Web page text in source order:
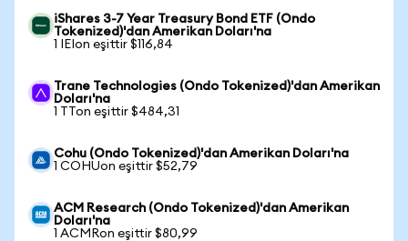
iShares 3-7 Year Treasury Bond ETF (Ondo
Tokenized)'dan Amerikan Doları'na
1 IEIon eşittir $116,84
Trane Technologies (Ondo Tokenized)'dan Amerikan
Doları'na
1 TTon eşittir $484,31
Cohu (Ondo Tokenized)'dan Amerikan Doları'na
1 COHUon eşittir $52,79
ACM Research (Ondo Tokenized)'dan Amerikan
Doları'na
1 ACMRon eşittir $80,99